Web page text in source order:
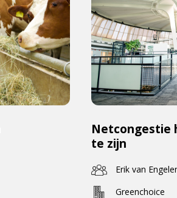
Netcongestie
te zijn
Erik van
Greenchoice